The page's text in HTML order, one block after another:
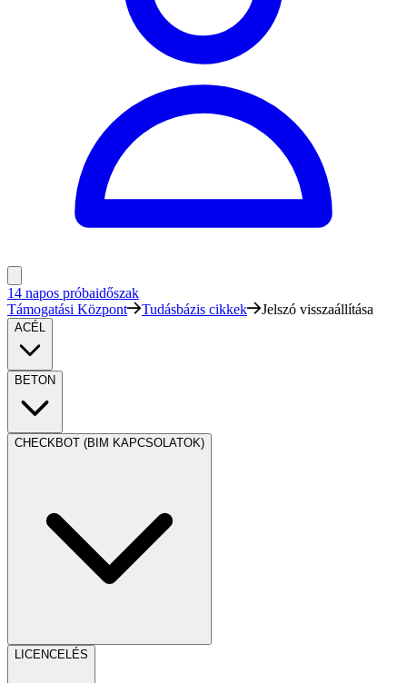
14 napos próbaidőszak
Támogatási Központ
Tudásbázis cikkek Jelszó visszaállítása
ACÉL
BETON
CHECKBOT (BIM KAPCSOLATOK)
LICENCELÉS